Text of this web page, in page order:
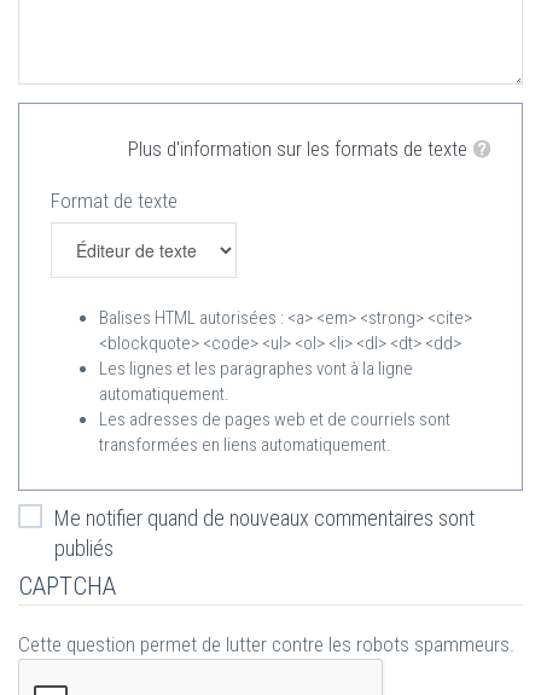
Plus d'information sur les formats de texte
Format de texte
Balises HTML autorisées : <a> <em> <strong> <cite>
<blockquote> <code> <ul> <ol> <li> <dl> <dt> <dd>
Les lignes et les paragraphes vont à la ligne
automatiquement.
Les adresses de pages web et de courriels sont
transformées en liens automatiquement.
Me notifier quand de nouveaux commentaires sont
publiés
CAPTCHA
Cette question permet de lutter contre les robots spammeurs.